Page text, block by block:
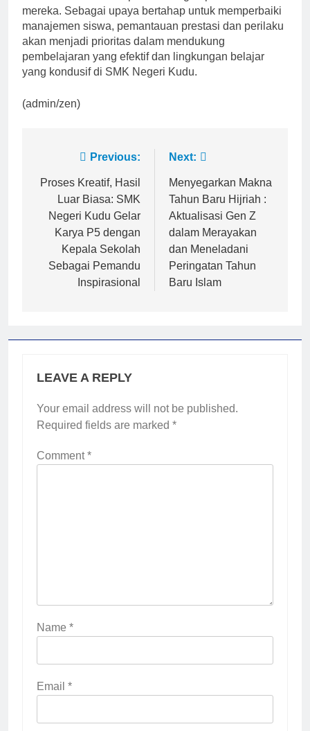
mereka. Sebagai upaya bertahap untuk memperbaiki
manajemen siswa, pemantauan prestasi dan perilaku
akan menjadi prioritas dalam mendukung
pembelajaran yang efektif dan lingkungan belajar
yang kondusif di SMK Negeri Kudu.
(admin/zen)
navigation
Previous:
Proses Kreatif, Hasil
Luar Biasa: SMK
Negeri Kudu Gelar
Karya P5 dengan
Kepala Sekolah
Sebagai Pemandu
Inspirasional
Next:
Menyegarkan Makna
Tahun Baru Hijriah :
Aktualisasi Gen Z
dalam Merayakan
dan Meneladani
Peringatan Tahun
Baru Islam
LEAVE A REPLY
Your email address will not be published.
Required fields are marked *
Comment*
Name *
Email *
Nissan Surabaya